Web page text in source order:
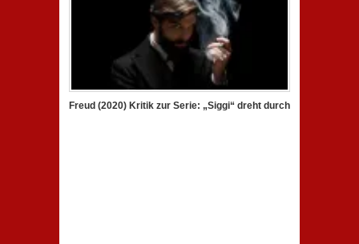
Freud (2020) Kritik zur Serie: „Siggi“ dreht durch